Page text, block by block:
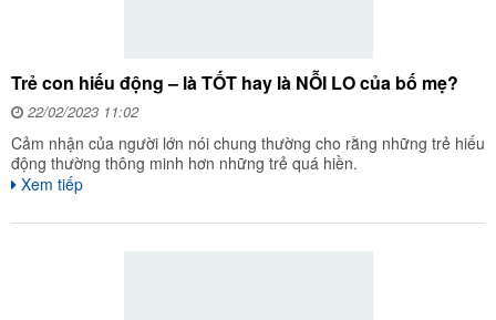
Trẻ con hiếu động – là TỐT hay là NỖI LO của bố mẹ?
22/02/2023 11:02
Cảm nhận của người lớn nói chung thường cho rằng những trẻ hiếu
động thường thông minh hơn những trẻ quá hiền.
Xem tiếp